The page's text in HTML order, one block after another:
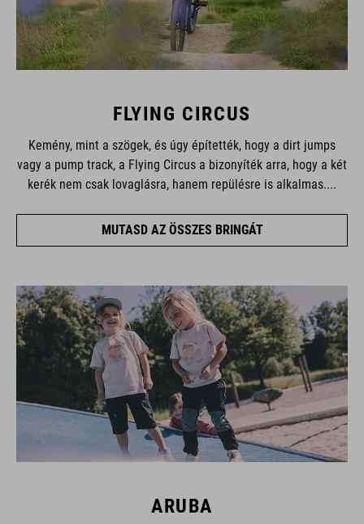
FLYING CIRCUS
Kemény, mint a szögek, és úgy építették, hogy a dirt jumps
vagy a pump track, a Flying Circus a bizonyíték arra, hogy a két
kerék nem csak lovaglásra, hanem repülésre is alkalmas....
MUTASD AZ ÖSSZES BRINGÁT
ARUBA